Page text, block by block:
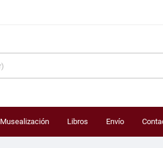
Musealización Libros Envío